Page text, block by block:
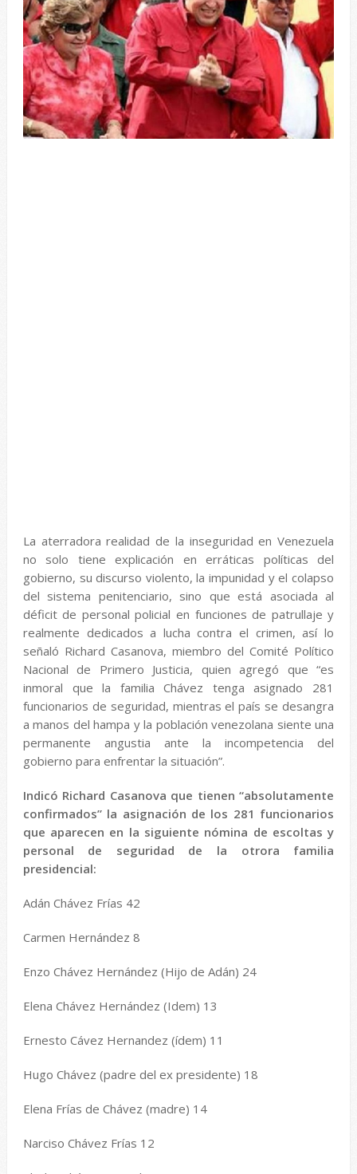
La aterradora realidad de la inseguridad en Venezuela
no solo tiene explicación en erráticas políticas del
gobierno, su discurso violento, la impunidad y el colapso
del sistema penitenciario, sino que está asociada al
déficit de personal policial en funciones de patrullaje y
realmente dedicados a lucha contra el crimen, así lo
señaló Richard Casanova, miembro del Comité Político
Nacional de Primero Justicia, quien agregó que “es
inmoral que la familia Chávez tenga asignado 281
funcionarios de seguridad, mientras el país se desangra
a manos del hampa y la población venezolana siente una
permanente angustia ante la incompetencia del
gobierno para enfrentar la situación”.
Indicó Richard Casanova que tienen “absolutamente
confirmados” la asignación de los 281 funcionarios
que aparecen en la siguiente nómina de escoltas y
personal de seguridad de la otrora familia
presidencial:
Adán Chávez Frías 42
Carmen Hernández 8
Enzo Chávez Hernández (Hijo de Adán) 24
Elena Chávez Hernández (Idem) 13
Ernesto Cávez Hernandez (ídem) 11
Hugo Chávez (padre del ex presidente) 18
Elena Frías de Chávez (madre) 14
Narciso Chávez Frías 12